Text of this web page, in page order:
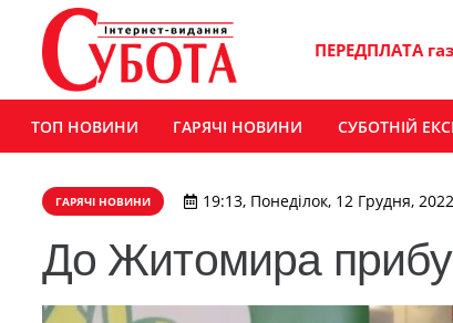
ПЕРЕДПЛАТА
ТОП НОВИНИ ГАРЯЧІ НОВИНИ СУБОТНІЙ
ГАРЯЧІ НОВИНИ 19:13, Понеділок, 12 Грудня, 2022
До Житомира